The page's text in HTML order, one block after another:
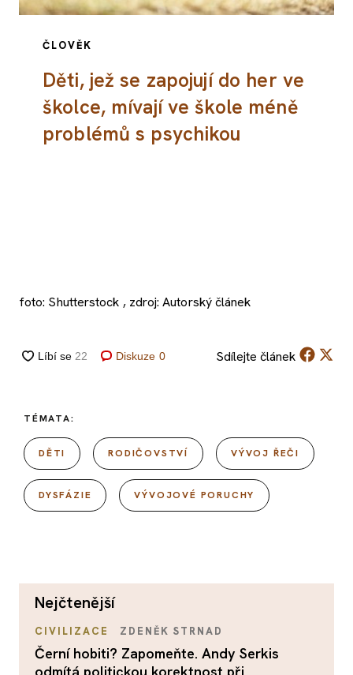
ČLOVĚK
Děti, jež se zapojují do her ve
školce, mívají ve škole méně
problémů s psychikou
foto: Shutterstock , zdroj: Autorský článek
Diskuze 0 Sdílejte článek
TÉMATA:
DĚTI RODIČOVSTVÍ VÝVOJ ŘEČI
DYSFÁZIE VÝVOJOVÉ PORUCHY
nejčtenější
CIVILIZACE ZDENĚK STRNAD
Černí hobiti? Zapomeňte. Andy Serkis